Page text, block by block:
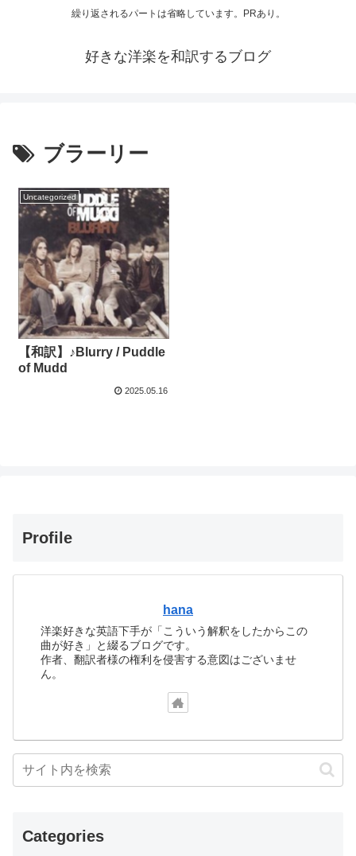
繰り返されるパートは省略しています。PRあり。
好きな洋楽を和訳するブログ
ブラーリー
Uncategorized
【和訳】♪Blurry / Puddle
of Mudd
2025.05.16
Profile
hana
洋楽好きな英語下手が「こういう解釈をしたからこの
曲が好き」と綴るブログです。
作者、翻訳者様の権利を侵害する意図はございませ
ん。
Categories